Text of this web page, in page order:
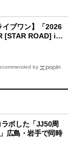
イブワン】「2026
[STAR ROAD] in
by
ボした「JJ50周
広島・岩手で同時